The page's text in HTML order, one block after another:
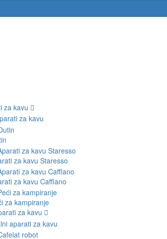
za kavu
za kavu Staresso
za kavu Cafflano
za kampiranje
za kavu